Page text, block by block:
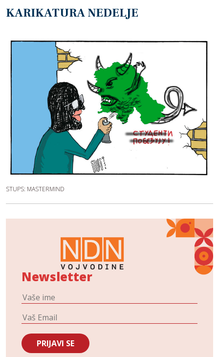
KARIKATURA NEDELJE
STUPS: MASTERMIND
Newsletter